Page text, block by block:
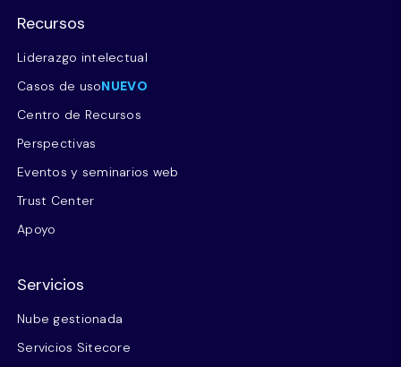
Recursos
Liderazgo intelectual
Casos de usoNUEVO
Centro de Recursos
Perspectivas
Eventos y seminarios web
Trust Center
Apoyo
Servicios
Nube gestionada
Servicios Sitecore